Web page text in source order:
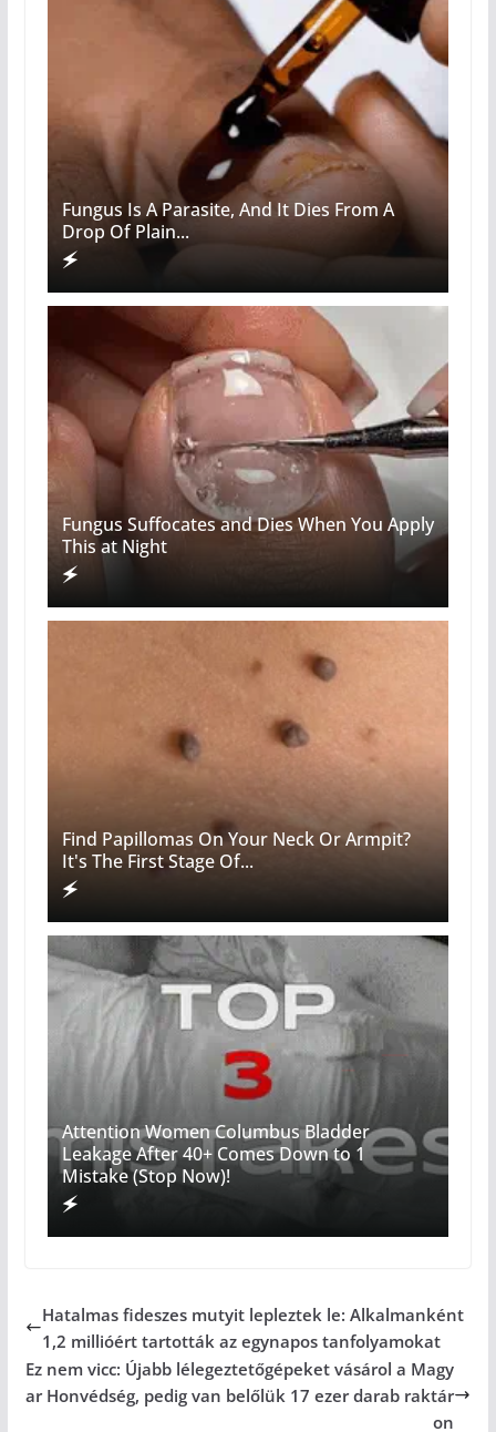
Fungus Is A Parasite, And It Dies From A
Drop Of Plain...
Fungus Suffocates and Dies When You Apply
This at Night
Find Papillomas On Your Neck Or Armpit?
It's The First Stage Of...
Attention Women Columbus Bladder
Leakage After 40+ Comes Down to 1
Mistake (Stop Now)!
Hatalmas fideszes mutyit lepleztek le: Alkalmanként
1,2 millióért tartották az egynapos tanfolyamokat
Ez nem vicc: Újabb lélegeztetőgépeket vásárol a Magy
ar Honvédség, pedig van belőlük 17 ezer darab raktár
on